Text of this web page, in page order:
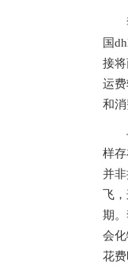
国
接
运
和消
样
并
飞
期
会
花